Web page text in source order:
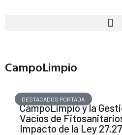
CampoLimpio
DESTACADOS PORTADA
CampoLimpio y la
Vacíos de
Impacto de la Ley